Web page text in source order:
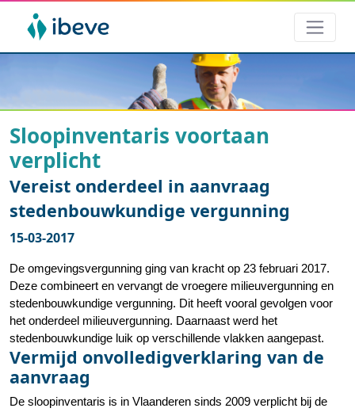
Sloopinventaris voortaan
verplicht
Vereist onderdeel in aanvraag
stedenbouwkundige vergunning
15-03-2017
De omgevingsvergunning ging van kracht op 23 februari 2017.
Deze combineert en vervangt de vroegere milieuvergunning en
stedenbouwkundige vergunning. Dit heeft vooral gevolgen voor
het onderdeel milieuvergunning. Daarnaast werd het
stedenbouwkundige luik op verschillende vlakken aangepast.
Vermijd onvolledigverklaring van de
aanvraag
De sloopinventaris is in Vlaanderen sinds 2009 verplicht bij de